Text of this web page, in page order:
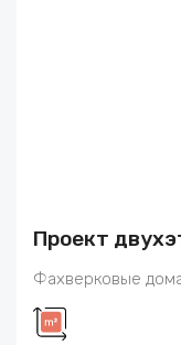
Проект
Фахверковые